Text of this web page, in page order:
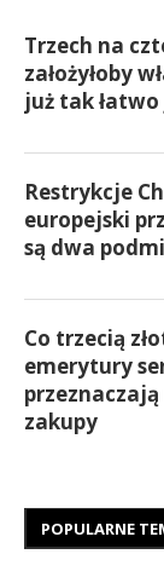
Trzech na
założyłoby
już tak
Restrykcje
europejski
są dwa
Co trzecią
emerytury
zakupy
POPULARNE